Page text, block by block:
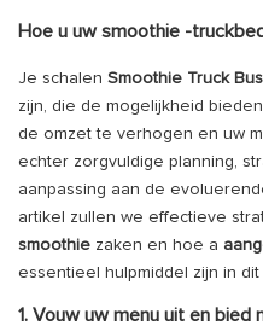
Hoe u uw smoothie -
Je schalen Smoothie Truck
zijn, die de mogelijkheid
de omzet te verhogen en uw
echter zorgvuldige planning,
aanpassing aan de
artikel zullen we effectieve
smoothie zaken en hoe a
essentieel hulpmiddel zijn in
1. Vouw uw menu uit en bied